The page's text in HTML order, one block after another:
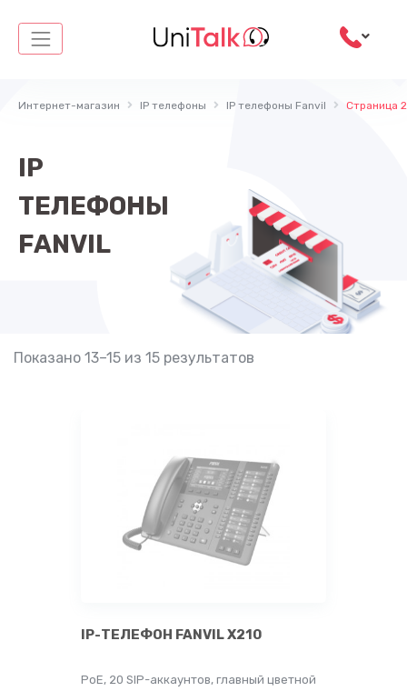
содержимому
Интернет-магазин IP телефоны IP телефоны Fanvil Страница 2
IP
ТЕЛЕФОНЫ
FANVIL
Показано 13–15 из 15 результатов
IP-ТЕЛЕФОН FANVIL X210
PoE, 20 SIP-аккаунтов, главный цветной